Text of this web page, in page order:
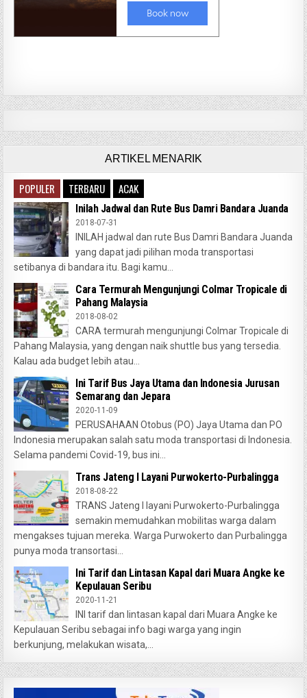
ARTIKEL MENARIK
POPULER TERBARU ACAK
Inilah Jadwal dan Rute Bus Damri Bandara Juanda
2018-07-31
INILAH jadwal dan rute Bus Damri Bandara Juanda
yang dapat jadi pilihan moda transportasi
setibanya di bandara itu. Bagi kamu...
Cara Termurah Mengunjungi Colmar Tropicale di
Pahang Malaysia
2018-08-02
CARA termurah mengunjungi Colmar Tropicale di
Pahang Malaysia, yang dengan naik shuttle bus yang tersedia.
Kalau ada budget lebih atau...
Ini Tarif Bus Jaya Utama dan Indonesia Jurusan
Semarang dan Jepara
2020-11-09
PERUSAHAAN Otobus (PO) Jaya Utama dan PO
Indonesia merupakan salah satu moda transportasi di Indonesia.
Selama pandemi Covid-19, bus ini...
Trans Jateng I Layani Purwokerto-Purbalingga
2018-08-22
TRANS Jateng I layani Purwokerto-Purbalingga
semakin memudahkan mobilitas warga dalam
mengakses tujuan mereka. Warga Purwokerto dan Purbalingga
punya moda transortasi...
Ini Tarif dan Lintasan Kapal dari Muara Angke ke
Kepulauan Seribu
2020-11-21
INI tarif dan lintasan kapal dari Muara Angke ke
Kepulauan Seribu sebagai info bagi warga yang ingin
berkunjung, melakukan wisata,...